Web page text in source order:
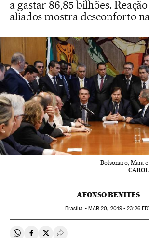
a gastar 86,85 bilhões.
aliados mostra desconforto
Bolsonaro, Maia
AFONSO BENITES
Brasília - MAR 20, 2019 - 23:26